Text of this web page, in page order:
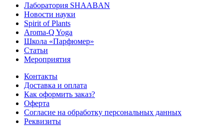
Лаборатория SHAABAN
Новости науки
Spirit of Plants
Aroma-Q Yoga
Школа «Парфюмер»
Статьи
Мероприятия
Контакты
Доставка и оплата
Как оформить заказ?
Оферта
Согласие на обработку персональных данных
Реквизиты